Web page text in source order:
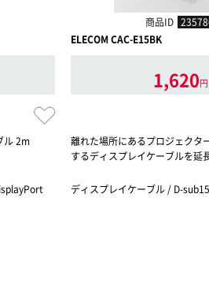
ル 2m
商品ID
ELECOM CAC-E15BK
1,620円
離れた場所にあるプロジェクタ
するディスプレイケーブルを延
ディスプレイケーブル / D-